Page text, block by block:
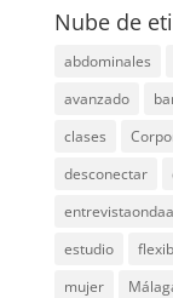
Nube de
abdominales
avanzado
clases
desconectar
estudio
mujer